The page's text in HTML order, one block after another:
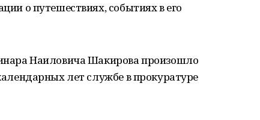
о путешествиях, событиях в его
Наиловича Шакирова произошло
лет службе в прокуратуре